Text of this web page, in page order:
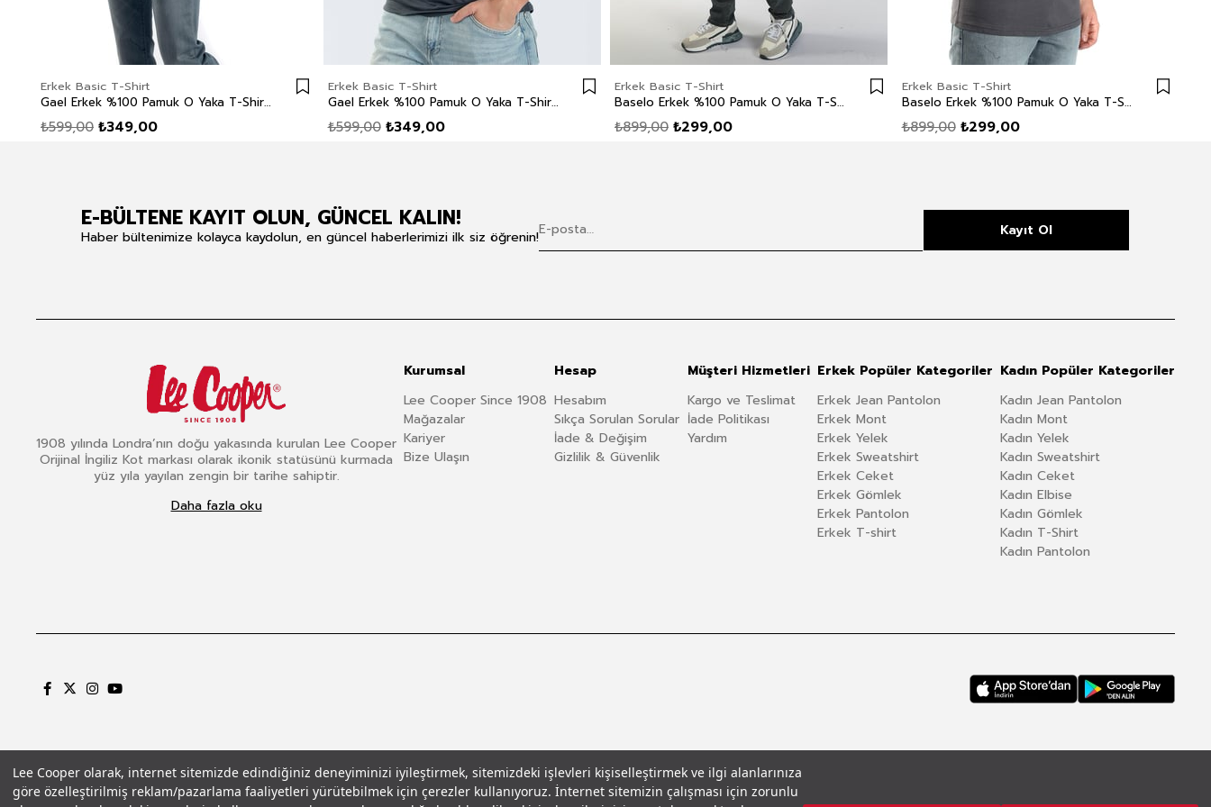
Lee Cooper olarak, internet sitemizde edindiğiniz deneyiminizi iyileştirmek, sitemizdeki işlevleri kişiselleştirmek ve ilgi alanlarınıza
göre özelleştirilmiş reklam/pazarlama faaliyetleri yürütebilmek için çerezler kullanıyoruz. İnternet sitemizin çalışması için zorunlu
Erkek Basic T-Shirt
Gael Erkek %100 Pamuk O Yaka T-Shirt Beyaz
₺349,00
₺599,00
Erkek Basic T-Shirt
Gael Erkek %100 Pamuk O Yaka T-Shirt İndigo
₺349,00
₺599,00
Erkek Basic T-Shirt
Baselo Erkek %100 Pamuk O Yaka T-Shirt Beyaz
₺299,00
₺899,00
Erkek Basic T-Shirt
Baselo Erkek %100 Pamuk O Yaka T-Shirt Antrasit
₺299,00
₺899,00
E-BÜLTENE KAYIT OLUN, GÜNCEL KALIN!
Haber bültenimize kolayca kaydolun, en güncel haberlerimizi ilk siz öğrenin! Kayıt Ol
1908 yılında Londra’nın doğu yakasında kurulan Lee Cooper
Orijinal İngiliz Kot markası olarak ikonik statüsünü kurmada
yüz yıla yayılan zengin bir tarihe sahiptir.
Daha fazla oku
Kurumsal
Lee Cooper Since 1908
Mağazalar
Kariyer
Bize Ulaşın
Hesap
Hesabım
Sıkça Sorulan Sorular
İade & Değişim
Gizlilik & Güvenlik
Müşteri Hizmetleri
Kargo ve Teslimat
İade Politikası
Yardım
Erkek Popüler Kategoriler
Erkek Jean Pantolon
Erkek Mont
Erkek Yelek
Erkek Sweatshirt
Erkek Ceket
Erkek Gömlek
Erkek Pantolon
Erkek T-shirt
Kadın Popüler Kategoriler
Kadın Jean Pantolon
Kadın Mont
Kadın Yelek
Kadın Sweatshirt
Kadın Ceket
Kadın Elbise
Kadın Gömlek
Kadın T-Shirt
Kadın Pantolon
Gizlilik PolitikasıÇerez PolitikasıKVKK Aydınlatma MetniŞartlar ve Koşullar© 2026 Leecooper - Tüm Hakları Saklıdır.